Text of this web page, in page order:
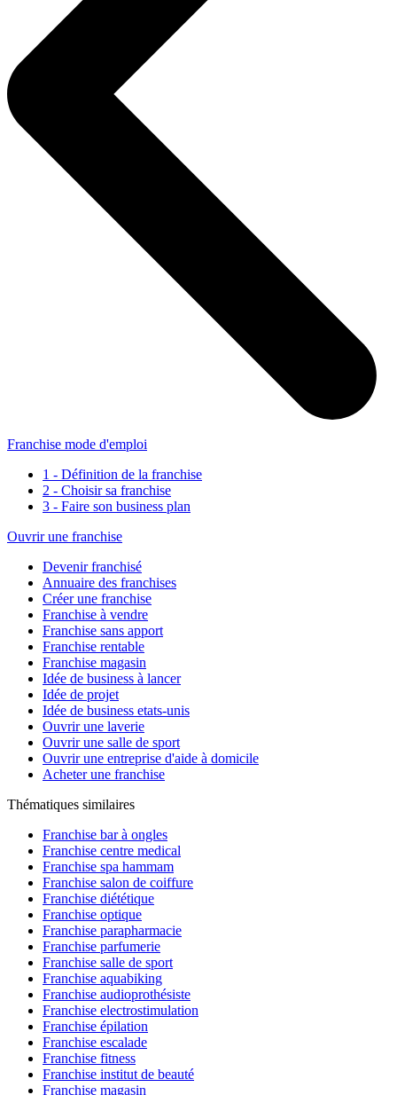
Franchise mode d'emploi
1 - Définition de la franchise
2 - Choisir sa franchise
3 - Faire son business plan
Ouvrir une franchise
Devenir franchisé
Annuaire des franchises
Créer une franchise
Franchise à vendre
Franchise sans apport
Franchise rentable
Franchise magasin
Idée de business à lancer
Idée de projet
Idée de business etats-unis
Ouvrir une laverie
Ouvrir une salle de sport
Ouvrir une entreprise d'aide à domicile
Acheter une franchise
Thématiques similaires
Franchise bar à ongles
Franchise centre medical
Franchise spa hammam
Franchise salon de coiffure
Franchise diététique
Franchise optique
Franchise parapharmacie
Franchise parfumerie
Franchise salle de sport
Franchise aquabiking
Franchise audioprothésiste
Franchise electrostimulation
Franchise épilation
Franchise escalade
Franchise fitness
Franchise institut de beauté
Franchise magasin